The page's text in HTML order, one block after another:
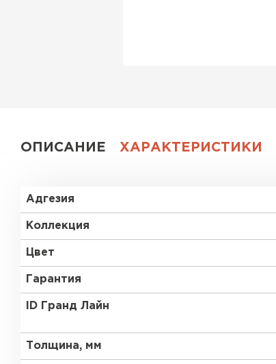
ОПИСАНИЕ ХАРАКТЕРИСТИКИ
Адгезия
Коллекция
Цвет
Гарантия
ID Гранд Лайн
Толщина, мм